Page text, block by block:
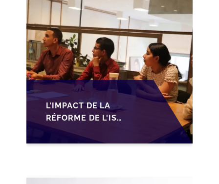
DÉFIS POUR LES PME
L'IMPACT DE LA
RÉFORME DE L'IS
MAROCAIN SUR LA
TRANSMISSION DES